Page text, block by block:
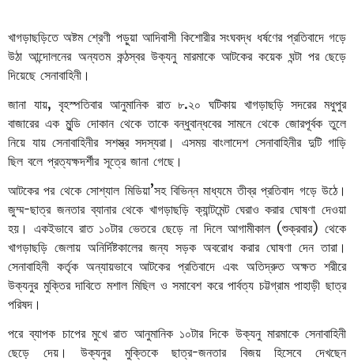
খাগড়াছড়িতে অষ্টম শ্রেণী পড়ুয়া আদিবাসী কিশোরীর সংঘবদ্ধ ধর্ষণের প্রতিবাদে গড়ে
উঠা আন্দোলনের অন্যতম কন্ঠস্বর উক্যনু মারমাকে আটকের কয়েক ঘন্টা পর ছেড়ে
দিয়েছে সেনাবাহিনী।
জানা যায়,বৃহস্পতিবার আনুমানিক রাত ৮.২০ ঘটিকায় খাগড়াছড়ি সদরের মধুপুর
বাজারের এক মুন্ডি দোকান থেকে তাকে বন্ধুবান্ধবের সামনে থেকে জোরপূর্বক তুলে
নিয়ে যায় সেনাবাহিনীর সশস্ত্র সদস্যরা। এসময় বাংলাদেশ সেনাবাহিনীর দুটি গাড়ি
ছিল বলে প্রত্যক্ষদর্শীর সূত্রে জানা গেছে।
আটকের পর থেকে সোশ্যাল মিডিয়া’সহ বিভিন্ন মাধ্যমে তীব্র প্রতিবাদ গড়ে উঠে।
জুম্ম-ছাত্র জনতার ব্যানার থেকে খাগড়াছড়ি ক্যান্টমেন্ট ঘেরাও করার ঘোষণা দেওয়া
হয়। একইভাবে রাত ১০টার ভেতরে ছেড়ে না দিলে আগামীকাল (শুক্রবার)থেকে
খাগড়াছড়ি জেলায় অনির্দিষ্টকালের জন্য সড়ক অবরোধ করার ঘোষণা দেন তারা।
সেনাবাহিনী কর্তৃক অন্যায়ভাবে আটকের প্রতিবাদে এবং অতিদ্রুত অক্ষত শরীরে
উক্যনুর মুক্তির দাবিতে মশাল মিছিল ও সমাবেশ করে পার্বত্য চট্টগ্রাম পাহাড়ী ছাত্র
পরিষদ।
পরে ব্যাপক চাপের মুখে রাত আনুমানিক ১০টার দিকে উক্যনু মারমাকে সেনাবাহিনী
ছেড়ে
দেয়। উক্যনুর মুক্তিকে ছাত্র-জনতার বিজয় হিসেবে
দেখছেন